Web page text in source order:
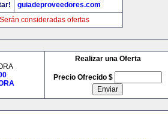
guiadeproveedores.com
Serán consideradas ofertas
Realizar una Oferta
Precio Ofrecido $